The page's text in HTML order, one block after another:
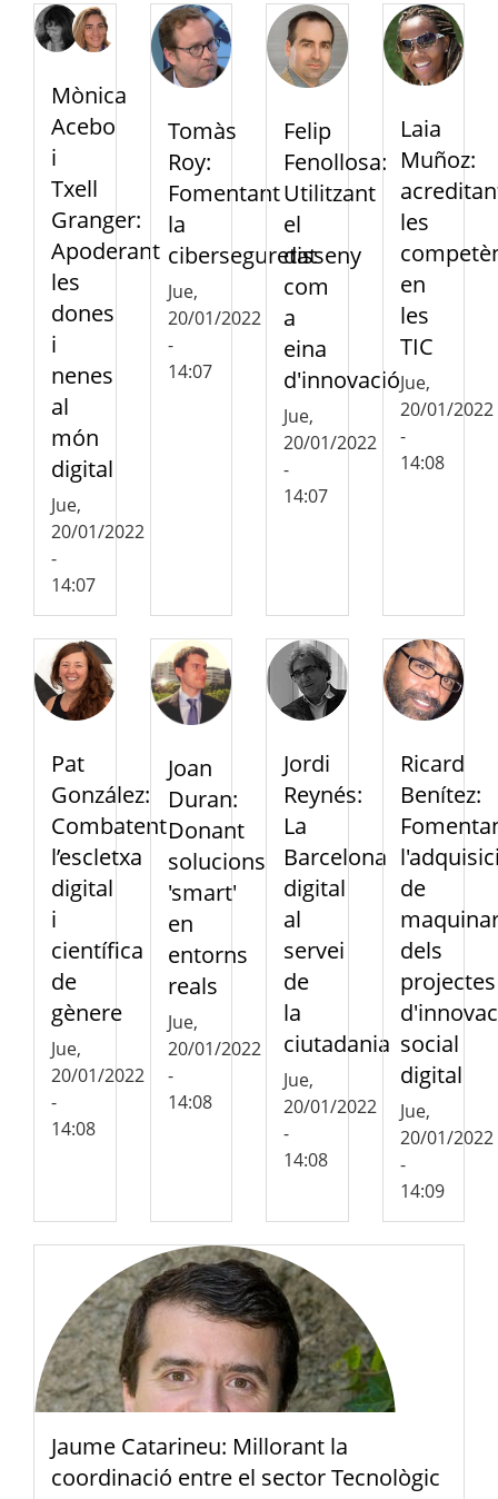
Mònica
Acebo
i
Txell
Granger:
Apoderant
les
dones
i
nenes
al
món
digital
Jue,
20/01/2022
-
14:07
Tomàs
Roy:
Fomentant
la
ciberseguretat
Jue,
20/01/2022
-
14:07
Felip
Fenollosa:
Utilitzant
el
disseny
com
a
eina
d'innovació
Jue,
20/01/2022
-
14:07
Laia
Muñoz:
les
en
les
TIC
Jue,
20/01/2022
-
14:08
Pat
González:
Combatent
l’escletxa
digital
i
científica
de
gènere
Jue,
20/01/2022
-
14:08
Joan
Duran:
Donant
solucions
'smart'
en
entorns
reals
Jue,
20/01/2022
-
14:08
Jordi
Reynés:
La
Barcelona
digital
al
servei
de
la
ciutadania
Jue,
20/01/2022
-
14:08
Ricard
Benítez:
de
dels
projectes
social
digital
Jue,
20/01/2022
-
14:09
Jaume Catarineu: Millorant la
coordinació entre el sector Tecnològic